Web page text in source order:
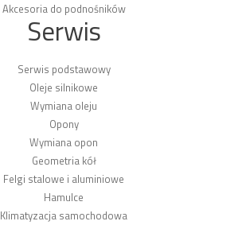
Akcesoria do podnośników
Serwis
Serwis podstawowy
Oleje silnikowe
Wymiana oleju
Opony
Wymiana opon
Geometria kół
Felgi stalowe i aluminiowe
Hamulce
Klimatyzacja samochodowa